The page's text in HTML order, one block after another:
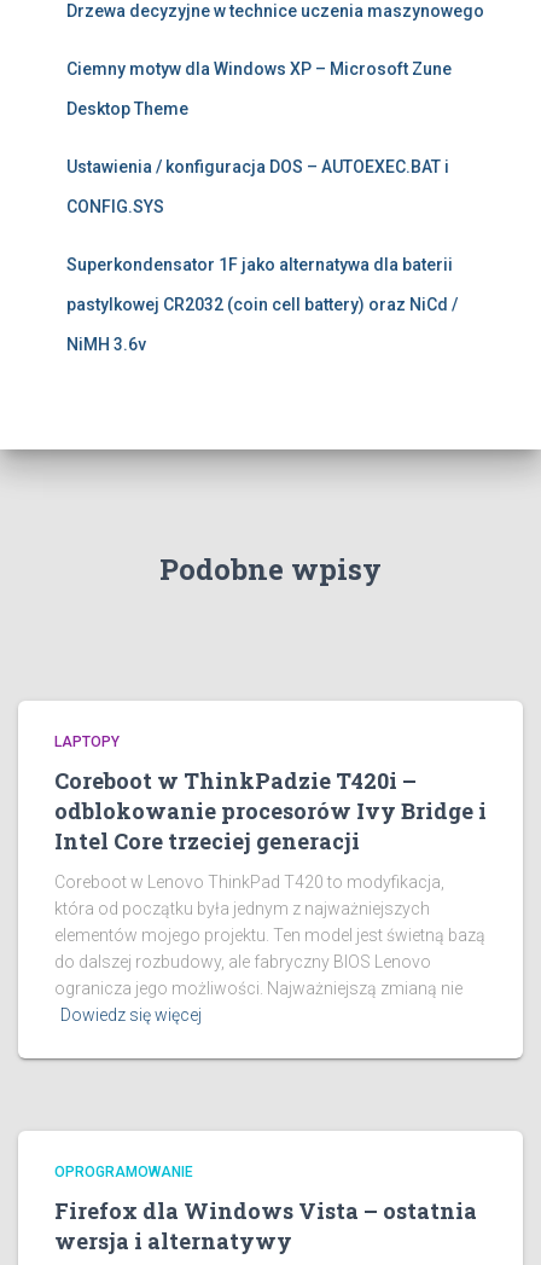
Drzewa decyzyjne w technice uczenia maszynowego
Ciemny motyw dla Windows XP – Microsoft Zune
Desktop Theme
Ustawienia / konfiguracja DOS – AUTOEXEC.BAT i
CONFIG.SYS
Superkondensator 1F jako alternatywa dla baterii
pastylkowej CR2032 (coin cell battery) oraz NiCd /
NiMH 3.6v
Podobne wpisy
LAPTOPY
Coreboot w ThinkPadzie T420i –
odblokowanie procesorów Ivy Bridge i
Intel Core trzeciej generacji
Coreboot w Lenovo ThinkPad T420 to modyfikacja,
która od początku była jednym z najważniejszych
elementów mojego projektu. Ten model jest świetną bazą
do dalszej rozbudowy, ale fabryczny BIOS Lenovo
ogranicza jego możliwości. Najważniejszą zmianą nie
Dowiedz się więcej
OPROGRAMOWANIE
Firefox dla Windows Vista – ostatnia
wersja i alternatywy